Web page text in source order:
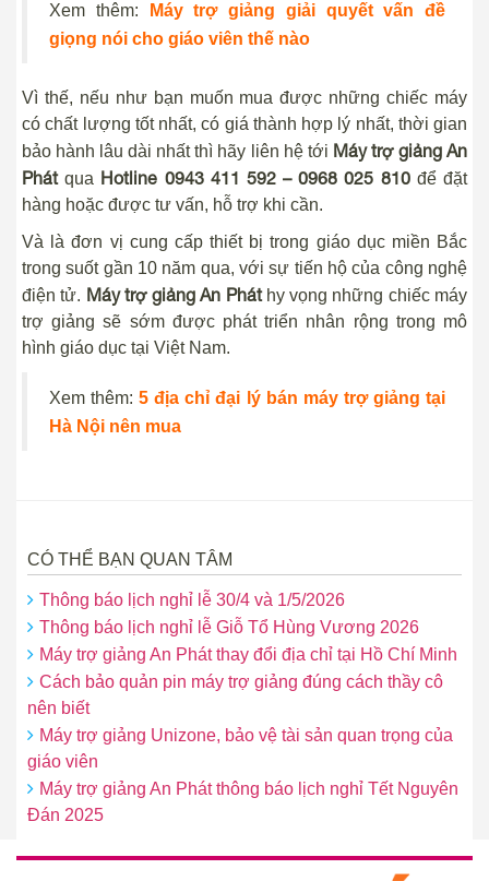
Xem thêm:
Máy trợ giảng giải quyết vấn đề
giọng nói cho giáo viên thế nào
Vì thế, nếu như bạn muốn mua được những chiếc máy
có chất lượng tốt nhất, có giá thành hợp lý nhất, thời gian
bảo hành lâu dài nhất thì hãy liên hệ tới Máy trợ giảng An
Phátqua Hotline 0943 411 592 – 0968 025 810để đặt
hàng hoặc được tư vấn, hỗ trợ khi cần.
Và là đơn vị cung cấp thiết bị trong giáo dục miền Bắc
trong suốt gần 10 năm qua, với sự tiến hộ của công nghệ
điện tử. Máy trợ giảng An Pháthy vọng những chiếc máy
trợ giảng sẽ sớm được phát triển nhân rộng trong mô
hình giáo dục tại Việt Nam.
Xem thêm:5 địa chỉ đại lý bán máy trợ giảng tại
Hà Nội nên mua
CÓ THỂ BẠN QUAN TÂM
Thông báo lịch nghỉ lễ 30/4 và 1/5/2026
Thông báo lịch nghỉ lễ Giỗ Tổ Hùng Vương 2026
Máy trợ giảng An Phát thay đổi địa chỉ tại Hồ Chí Minh
Cách bảo quản pin máy trợ giảng đúng cách thầy cô
nên biết
Máy trợ giảng Unizone, bảo vệ tài sản quan trọng của
giáo viên
Máy trợ giảng An Phát thông báo lịch nghỉ Tết Nguyên
Đán 2025